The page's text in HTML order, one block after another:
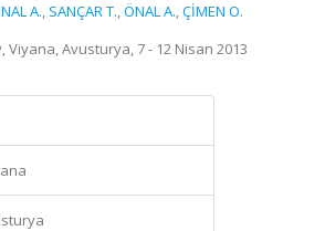
A., SANÇAR T.,ÖNAL A.,ÇİMEN O.
Viyana, Avusturya, 7 - 12 Nisan 2013